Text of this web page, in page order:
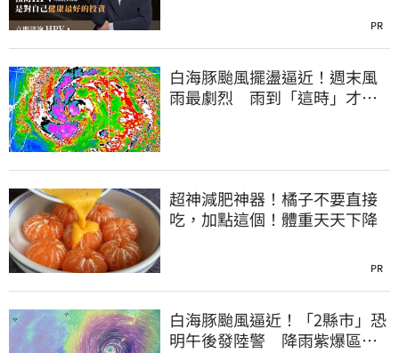
PR
白海豚颱風擺盪逼近！週末風
雨最劇烈 雨到「這時」才趨
超神減肥神器！橘子不要直接
吃，加點這個！體重天天下降
PR
白海豚颱風逼近！「2縣市」恐
明午後發陸警 降雨紫爆區域